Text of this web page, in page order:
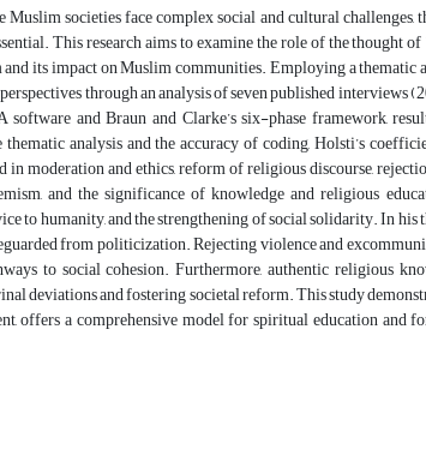
societies face complex social and cultural
This research aims to examine the role of the
its impact on Muslim communities. Employing a
through an analysis of seven published interviews
and Braun and Clarke’s six-phase framework,
analysis and the accuracy of coding, Holsti’s
in moderation and ethics, reform of religious discourse,
and the significance of knowledge and religious
to humanity, and the strengthening of social solidarity. In
from politicization. Rejecting violence and
to social cohesion. Furthermore, authentic religious
deviations and fostering societal reform. This study
offers a comprehensive model for spiritual education and